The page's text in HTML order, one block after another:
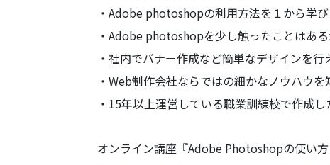
・Adobe photoshopの利用方法を１から学
・Adobe photoshopを少し触ったことはあ
・社内でバナー作成など簡単なデザインを
・Web制作会社ならではの細かなノウハウを
・15年以上運営している職業訓練校で作成
オンライン講座『Adobe Photoshopの使い